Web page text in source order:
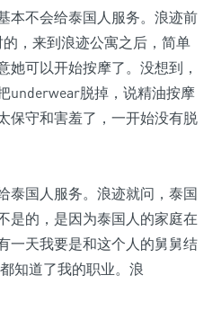
本不会给泰国人服务。浪迹前
，来到浪迹公寓之后，简单
她可以开始按摩了。没想到，
underwear脱掉，说精油按摩
保守和害羞了，一开始没有脱
泰国人服务。浪迹就问，泰国
是的，是因为泰国人的家庭在
一天我要是和这个人的舅舅结
知道了我的职业。浪